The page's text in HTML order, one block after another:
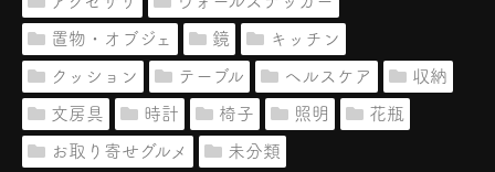
置物・オブジェ 鏡 キッチン
クッション テーブル ヘルスケア 収納
文房具 時計 椅子 照明 花瓶
お取り寄せグルメ 未分類